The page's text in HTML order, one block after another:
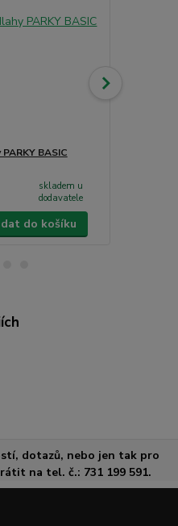
BASIC
skladem u
dodavatele
do košíku
dotazů, nebo jen tak pro
na tel. č.: 731 199 591.